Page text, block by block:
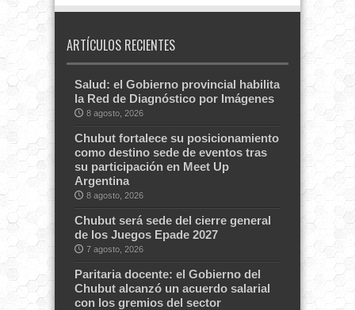
ARTÍCULOS RECIENTES
Salud: el Gobierno provincial habilita
la Red de Diagnóstico por Imágenes
8 agosto, 2026
Chubut fortalece su posicionamiento
como destino sede de eventos tras
su participación en Meet Up
Argentina
8 agosto, 2026
Chubut será sede del cierre general
de los Juegos Epade 2027
7 agosto, 2026
Paritaria docente: el Gobierno del
Chubut alcanzó un acuerdo salarial
con los gremios del sector